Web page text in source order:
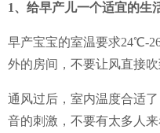
1、 给早产儿一个适宜的生
早产宝宝的室温要求24℃-
外的房间，不要让风直接吹
通风过后，室内温度合适
音的刺激，不要有太多人来